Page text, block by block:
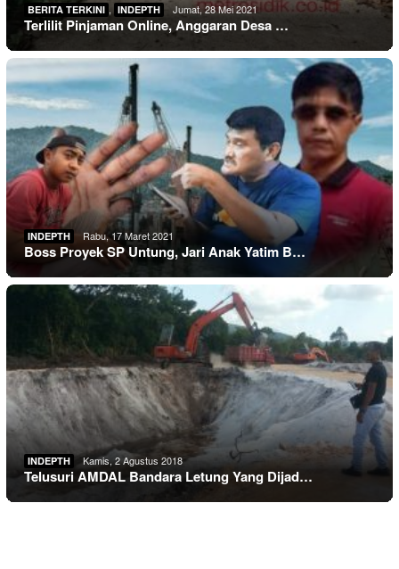
BERITA TERKINI , INDEPTH Jumat, 28 Mei 2021
Terlilit Pinjaman Online, Anggaran Desa …
INDEPTH Rabu, 17 Maret 2021
Boss Proyek SP Untung, Jari Anak Yatim B…
INDEPTH Kamis, 2 Agustus 2018
Telusuri AMDAL Bandara Letung Yang Dijad…